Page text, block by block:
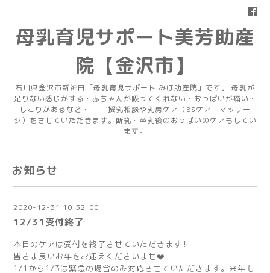
母乳育児サポート美芳助産
院【金沢市】
石川県金沢市新神田「母乳育児サポート みほ助産院」です。 母乳が
足りない感じがする・赤ちゃんが吸ってくれない・おっぱいが痛い・
しこりがあるなど・・・ 授乳相談や乳房ケア（BSケア・マッサー
ジ）をさせていただきます。断乳・卒乳後のおっぱいのケアもしてい
ます。
お知らせ
2020-12-31 10:32:00
12/31受付終了
本日のケアは受付を終了させていただきます‼️
皆さま良いお年をお迎えくださいませ❤️
1/1から1/3は緊急の場合のみ対応させていただきます。来年も